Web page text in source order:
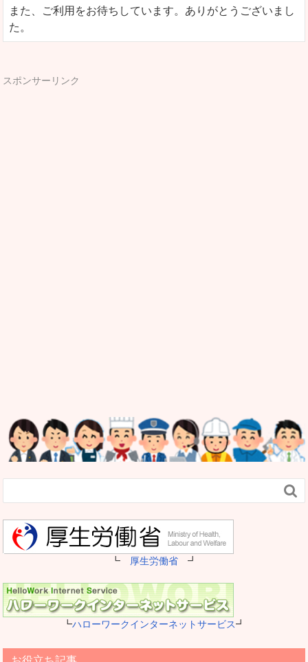
また、ご利用をお待ちしています。ありがとうございまし
た。
スポンサーリンク

┗ 厚生労働省 ┛
┗ハローワークインターネットサービス┛